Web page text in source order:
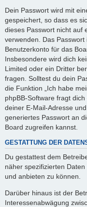
Dein Passwort wird mit
gespeichert, so dass es
dieses Passwort nicht auf
verwenden. Das
Benutzerkonto für das
Insbesondere wird dich
Limited oder ein Dritter
fragen. Solltest du dein
die Funktion „Ich habe
phpBB-Software fragt
deiner E-Mail-Adresse
generiertes Passwort an
Board zugreifen kannst.
GESTATTUNG DER
Du gestattest dem
näher spezifizierten
und anbieten zu können.
Darüber hinaus ist der
Interessenabwägung